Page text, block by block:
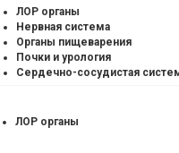
ЛОР органы
Нервная система
Органы пищеварения
Почки и урология
Сердечно-сосудистая
ЛОР органы